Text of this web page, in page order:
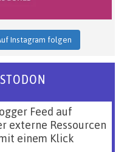
Instagram folgen
Feed auf
externe Ressourcen
einem Klick